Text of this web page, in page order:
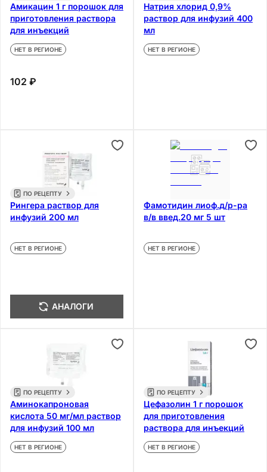
Амикацин 1 г порошок для
приготовления раствора
для инъекций
НЕТ В РЕГИОНЕ
102 ₽
Натрия хлорид 0,9%
раствор для инфузий 400
мл
НЕТ В РЕГИОНЕ
ПО РЕЦЕПТУ
Рингера раствор для
инфузий 200 мл
НЕТ В РЕГИОНЕ
АНАЛОГИ
Фамотидин лиоф.д/р-ра
в/в введ.20 мг 5 шт
НЕТ В РЕГИОНЕ
ПО РЕЦЕПТУ
Аминокапроновая
кислота 50 мг/мл раствор
для инфузий 100 мл
НЕТ В РЕГИОНЕ
ПО РЕЦЕПТУ
Цефазолин 1 г порошок
для приготовления
раствора для инъекций
НЕТ В РЕГИОНЕ